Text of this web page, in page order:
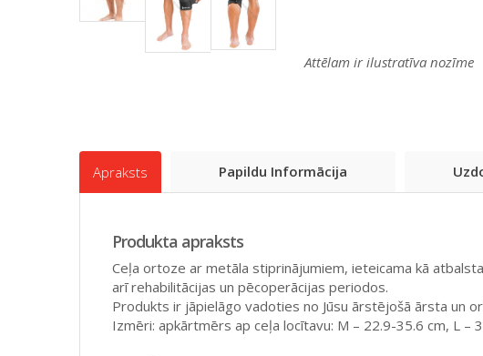
Attēlam ir ilustratīva nozīme
Apraksts Papildu Informācija
Produkta apraksts
Ceļa ortoze ar metāla stiprinājumiem, ieteicama kā
arī rehabilitācijas un pēcoperācijas periodos.
Produkts ir jāpielāgo vadoties no Jūsu ārstējošā ārsta un
Izmēri: apkārtmērs ap ceļa locītavu: M – 22.9-35.6 cm, L –